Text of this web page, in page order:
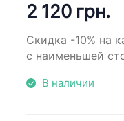
2 120 грн.
Скидка -10% на
с наименьшей
В наличии